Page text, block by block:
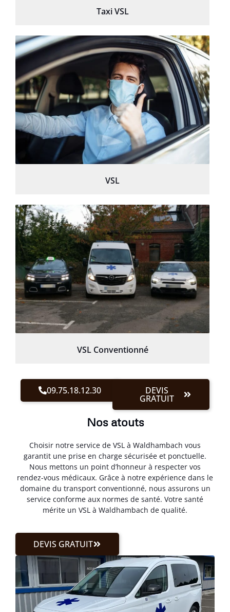
Taxi VSL
VSL
VSL Conventionné
09.75.18.12.30 DEVIS
GRATUIT
Nos atouts
Choisir notre service de VSL à Waldhambach vous
garantit une prise en charge sécurisée et ponctuelle.
Nous mettons un point d’honneur à respecter vos
rendez-vous médicaux. Grâce à notre expérience dans le
domaine du transport conventionné, nous assurons un
service conforme aux normes de santé. Votre santé
mérite un VSL à Waldhambach de qualité.
DEVIS GRATUIT